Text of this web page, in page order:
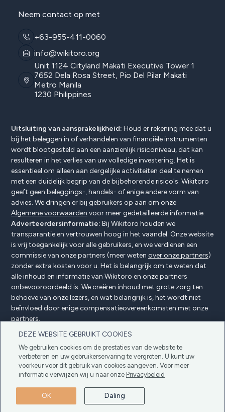
DEZE WEBSITE GEBRUIKT COOKIES
We gebruiken cookies om de prestaties van de website te
verbeteren en uw gebruikerservaring te vergroten. U kunt uw
voorkeur voor dit gebruik van cookies aangeven. Voor meer
informatie verwijzen wij u naar onze Privacybeleid
OK Daling
Neem contact op met
+63-955-411-0060
info@wikitoro.org
Unit 1124 Cityland Makati Executive Tower 1
7652 Dela Rosa Street, Pio Del Pilar Makati
Metro Manila
1230 Philippines
Uitsluiting van aansprakelijkheid: Houd er rekening mee dat u
bij het beleggen in of verhandelen van financiële instrumenten
wordt blootgesteld aan een aanzienlijk risiconiveau, dat kan
resulteren in het verlies van uw volledige investering. Het is
essentieel om alleen aan dergelijke activiteiten deel te nemen
met een duidelijk begrip van de bijbehorende risico's. Wikitoro
geeft geen beleggings-, handels- of enige andere vorm van
advies. We dringen er bij gebruikers op aan om onze
Algemene voorwaarden voor meer gedetailleerde informatie.
Adverteerdersinformatie: Bij Wikitoro houden we
transparantie en vertrouwen hoog in het vaandel. Onze website
is vrij toegankelijk voor alle gebruikers, en we verdienen een
commissie van onze partners (meer weten over onze partners)
zonder extra kosten voor u. Het is belangrijk om te weten dat
alle inhoud en informatie van Wikitoro en onze partners
onbevooroordeeld is. We creëren inhoud met grote zorg ten
behoeve van onze lezers, en wat belangrijk is, het wordt niet
beïnvloed door enige compensatieovereenkomsten met onze
partners.
Copyright © 2025 Wikitoro Alle rechten
voorbehouden
Adverteerders OpenbaarmakingPrivacybeleid
CookiebeleidAlgemene voorwaarden